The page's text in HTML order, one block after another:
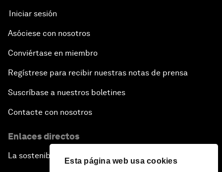
Esta página web usa cookies
Iniciar sesión
Asóciese con nosotros
Conviértase en miembro
Regístrese para recibir nuestras notas de prensa
Suscríbase a nuestros boletines
Contacte con nosotros
Enlaces directos
La sostenibilidad en el Foro